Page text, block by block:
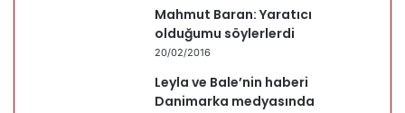
Mahmut Baran: Yaratıcı
olduğumu söylerlerdi
20/02/2016
Leyla ve Bale’nin haberi
Danimarka medyasında